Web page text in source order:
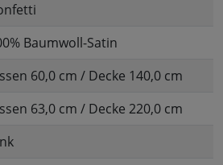
Baumwoll-Satin
60,0 cm / Decke 140,0 cm
63,0 cm / Decke 220,0 cm